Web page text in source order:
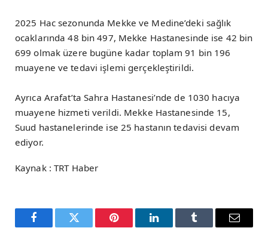
2025 Hac sezonunda Mekke ve Medine’deki sağlık
ocaklarında 48 bin 497, Mekke Hastanesinde ise 42 bin
699 olmak üzere bugüne kadar toplam 91 bin 196
muayene ve tedavi işlemi gerçekleştirildi.
Ayrıca Arafat’ta Sahra Hastanesi’nde de 1030 hacıya
muayene hizmeti verildi. Mekke Hastanesinde 15,
Suud hastanelerinde ise 25 hastanın tedavisi devam
ediyor.
Kaynak : TRT Haber
FacebookTwitter Pinterest LinkedInTumblr Email